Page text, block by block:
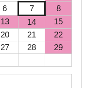
6 7
8
13 14
15
20 21
22
27 28
29